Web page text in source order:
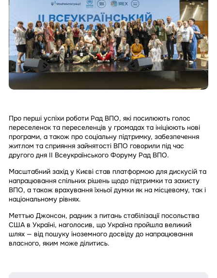
Про перші успіхи роботи Рад ВПО, які посилюють голос
переселенок та переселенців у громадах та ініціюють нові
програми, а також про соціальну підтримку, забезпечення
житлом та сприяння зайнятості ВПО говорили під час
другого дня ІІ Всеукраїнського Форуму Рад ВПО.
Масштабний захід у Києві став платформою для дискусій та
напрацювання спільних рішень щодо підтримки та захисту
ВПО, а також врахування їхньої думки як на місцевому, так і
національному рівнях.
Меттью Джонсон, радник з питань стабілізації посольства
США в Україні, наголосив, що Україна пройшла великий
шлях — від пошуку іноземного досвіду до напрацювання
власного, яким може ділитись.